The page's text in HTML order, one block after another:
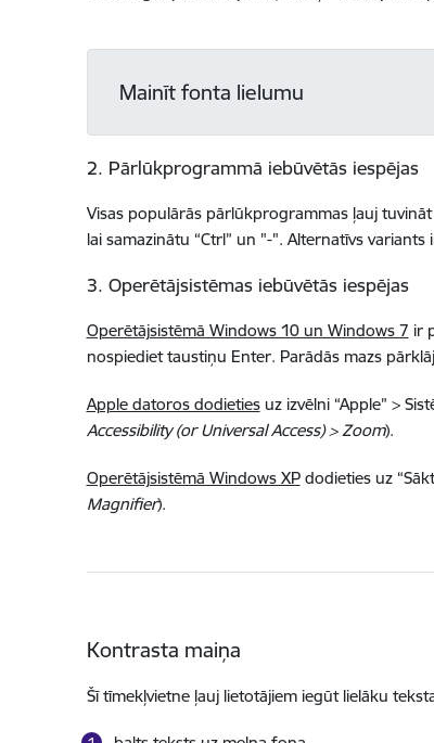
Mainīt fonta lielumu
2. Pārlūkprogrammā iebūvētās iespējas
Visas populārās pārlūkprogrammas ļauj
lai samazinātu “Ctrl” un "-". Alternatīvs
3. Operētājsistēmas iebūvētās iespējas
Operētājsistēmā Windows 10 un Windows 7 ir
nospiediet taustiņu Enter. Parādās mazs
Apple datoros dodietiesuz izvēlni “Apple” >
Accessibility (or Universal Access) > Zoom).
Operētājsistēmā Windows XPdodieties uz
Magnifier).
Kontrasta maiņa
Šī tīmekļvietne ļauj lietotājiem iegūt lielāku